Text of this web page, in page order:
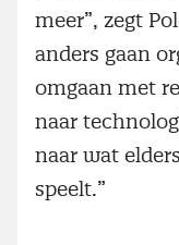
meer”, zegt
anders gaan
omgaan met
naar
naar wat
speelt.”